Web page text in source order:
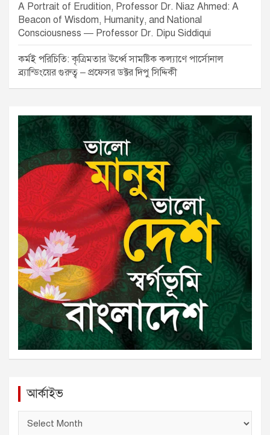
A Portrait of Erudition, Professor Dr. Niaz Ahmed: A
Beacon of Wisdom, Humanity, and National
Consciousness — Professor Dr. Dipu Siddiqui
কর্মই পরিচিতি: কৃত্রিমতার ঊর্ধ্বে সামষ্টিক কল্যাণে পার্সোনাল
ব্র্যান্ডিংয়ের গুরুত্ব – প্রফেসর ডক্টর দিপু সিদ্দিকী
আর্কাইভ